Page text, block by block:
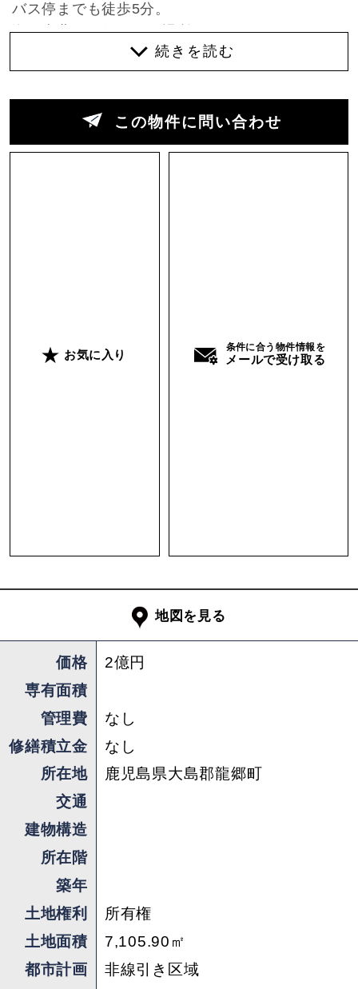
バス停までも徒歩5分。
海が南北の両側にある場所。
便利すぎず、不便すぎず。
観光地としてちょうどいい距離感にある場所で
敷地が広く段差はありますが、
貸中。
ください。
店舗をそのままに、周囲にコテージを建てるのも
良し。
反対に店舗をなくし、
海に囲まれたホテルを一棟まるごと計画するのも
良さそうです。
周りは農地なのでとても静かで穏やかな環境。
レジャーと観光の空気が濃く、
旅人が求める非日常がそのまま存在しています。
周辺には、行き先に迷うほどの寄り道が出来る場
所。
この物件に問い合わせ
お気に入り
条件に合う物件情報を
メールで受け取る
地図を見る
価格
2億円
専有面積
管理費
なし
修繕積立金
なし
所在地
鹿児島県大島郡龍郷町
交通
建物構造
所在階
築年
土地権利
所有権
土地面積
7,105.90㎡
都市計画
非線引き区域